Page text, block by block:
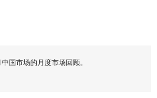
国市场的月度市场回顾。